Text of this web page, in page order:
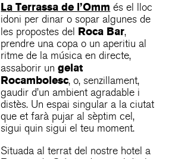
La Terrassa de l’Omm és el lloc
idoni per dinar o sopar algunes de
les propostes del Roca Bar,
prendre una copa o un aperitiu al
ritme de la música en directe,
assaborir ungelat
Rocambolesc, o, senzillament,
gaudir d’un ambient agradable i
distès. Un espai singular a la ciutat
que et farà pujar al sèptim cel,
sigui quin sigui el teu moment.
Situada al terrat del nostre hotel a